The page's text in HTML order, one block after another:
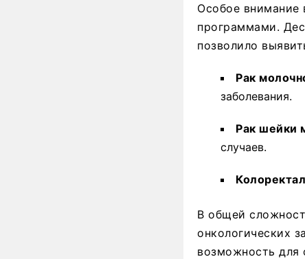
Особое внимание
программами.
позволило
Рак
заболевания.
Рак шейки
случаев.
В общей
онкологических
возможность для